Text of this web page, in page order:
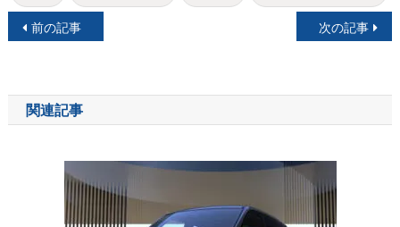
投
ナ
ビ
前の記事 次の記事
関連記事